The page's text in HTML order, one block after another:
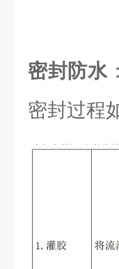
密封防水
密封过程